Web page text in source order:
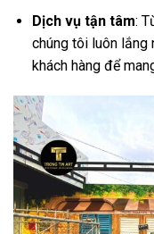
Dịch vụ tận tâm:
chúng tôi luôn lắng
khách hàng để